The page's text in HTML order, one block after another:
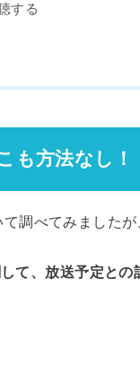
する
も方法なし！
調べてみましたが
て、放送予定との